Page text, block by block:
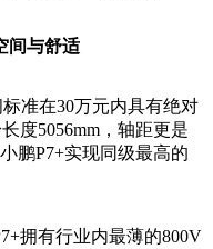
间与舒适
准在30万元内具有绝对
度5056mm，轴距更是
鹏P7+实现同级最高的
拥有行业内最薄的800V